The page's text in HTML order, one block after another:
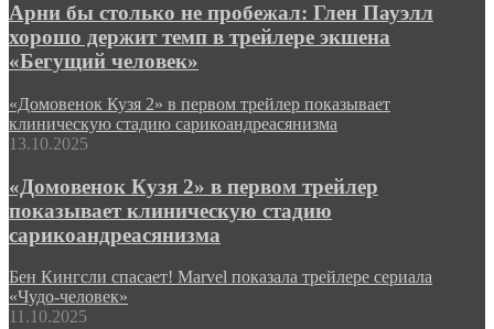
Арни бы столько не пробежал: Глен Пауэлл
хорошо держит темп в трейлере экшена
«Бегущий человек»
«Домовенок Кузя 2» в первом трейлер показывает
клиническую стадию сарикоандреасянизма
13.10.2025
«Домовенок Кузя 2» в первом трейлер
показывает клиническую стадию
сарикоандреасянизма
Бен Кингсли спасает! Marvel показала трейлере сериала
«Чудо-человек»
11.10.2025